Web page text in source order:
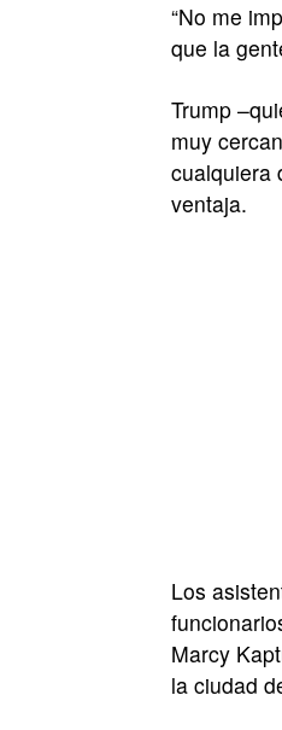
“No me
que la
Trump
muy
cualquiera
ventaja.
Los
Marcy
la ciudad